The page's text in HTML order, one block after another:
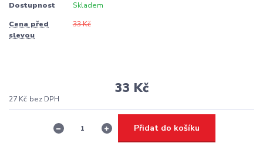
Dostupnost Skladem
Cena před
slevou
33 Kč
33 Kč
27 Kč bez DPH
Přidat do košíku